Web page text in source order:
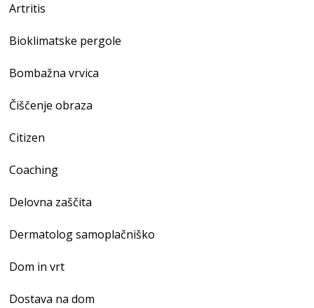
Artritis
Bioklimatske pergole
Bombažna vrvica
Čiščenje obraza
Citizen
Coaching
Delovna zaščita
Dermatolog samoplačniško
Dom in vrt
Dostava na dom